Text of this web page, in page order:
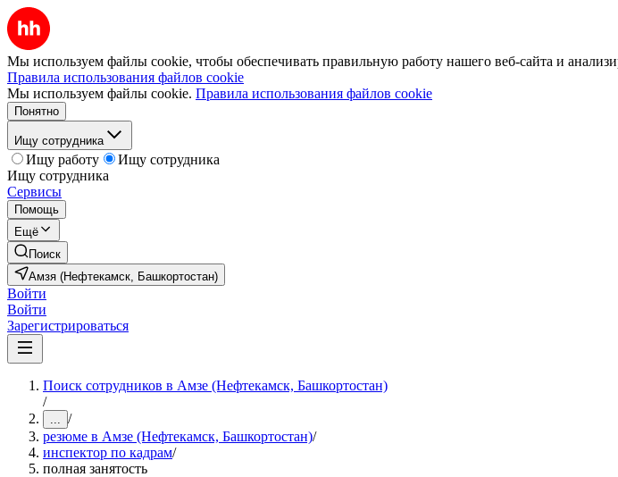
Мы используем файлы cookie, чтобы обеспечивать правильную работу нашего веб-сайта и
Правила использования файлов cookie
Мы используем файлы cookie. Правила использования файлов cookie
Понятно
Ищу сотрудника
Ищу работу
Ищу сотрудника
Ищу сотрудника
Сервисы
Помощь
Ещё
Поиск
Амзя (Нефтекамск, Башкортостан)
Войти
Войти
Зарегистрироваться
Поиск сотрудников в Амзе (Нефтекамск, Башкортостан)
/
... /
резюме в Амзе (Нефтекамск, Башкортостан)/
инспектор по кадрам/
полная занятость